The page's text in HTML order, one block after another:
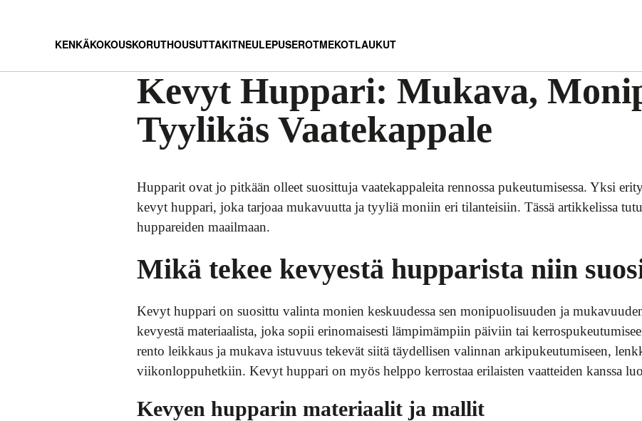
KENKÄKOKOUSKORUTHOUSUTTAKITNEULEPUSEROTMEKOTLAUKUT
Kevyt Huppari: Mukava,
Tyylikäs Vaatekappale
Hupparit ovat jo pitkään olleet suosittuja vaatekappaleita rennossa pukeutumisessa. Yksi
kevyt huppari, joka tarjoaa mukavuutta ja tyyliä moniin eri tilanteisiin. Tässä artikkelissa
huppareiden maailmaan.
Mikä tekee kevyestä hupparista niin
Kevyt huppari on suosittu valinta monien keskuudessa sen monipuolisuuden ja
kevyestä materiaalista, joka sopii erinomaisesti lämpimämpiin päiviin tai
rento leikkaus ja mukava istuvuus tekevät siitä täydellisen valinnan arkipukeutumiseen,
viikonloppuhetkiin. Kevyt huppari on myös helppo kerrostaa erilaisten vaatteiden kanssa
Kevyen hupparin materiaalit ja mallit